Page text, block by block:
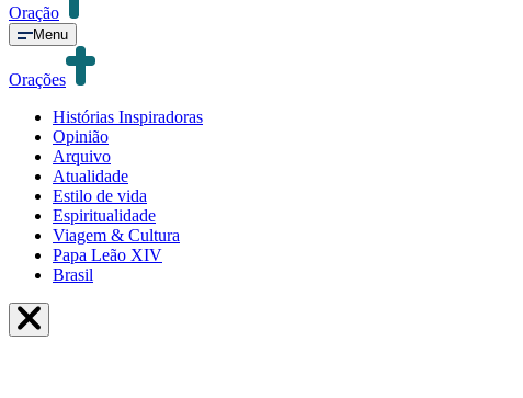
Oração
Menu
Orações
Histórias Inspiradoras
Opinião
Arquivo
Atualidade
Estilo de vida
Espiritualidade
Viagem & Cultura
Papa Leão XIV
Brasil